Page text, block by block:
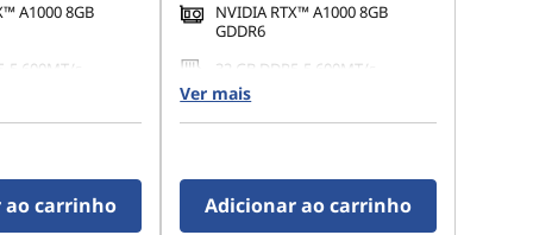
A1000 8GB
5.600MT/s
2280 PCIe Gen4
ao carrinho
NVIDIA RTX™ A1000 8GB
GDDR6
32 GB DDR5-5.600MT/s
(UDIMM)(2 x 16 GB)
1 TB SSD M.2 2280 PCIe Gen4
500W
Ver mais
Adicionar ao carrinho